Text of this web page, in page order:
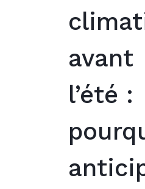
avant
l’été :